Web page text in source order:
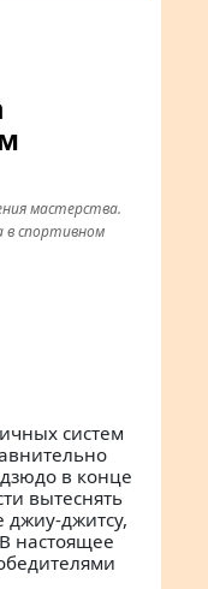
мастерства.
в спортивном
систем
в конце
вытеснять
джиу-джитсу,
настоящее